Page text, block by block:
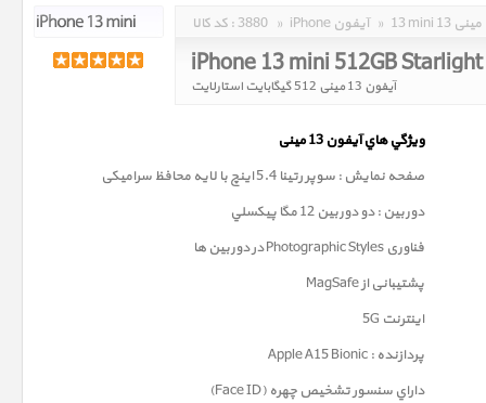
کد کالا : 3880 » iPhone آیفون » 13 mini 13 مینی
iPhone 13 mini 512GB Starlight
آیفون 13 مینی 512 گیگابایت استارلایت
ويژگي هاي آيفون 13
مینی
صفحه نمايش : سوپر رتينا 5.4 اينچ با لایه محافظ سرامیکی
دوربين : دو دوربین 12 مگا پيکسلي
فناوری Photographic Stylesدر دوربین ها
پشتیبانی از MagSafe
اینترنت 5G
پردازنده : Apple A15 Bionic
داراي سنسور تشخيص چهره (Face ID)